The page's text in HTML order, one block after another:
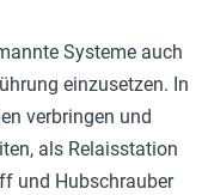
Systeme auch
einzusetzen. In
verbringen und
als Relaisstation
und Hubschrauber